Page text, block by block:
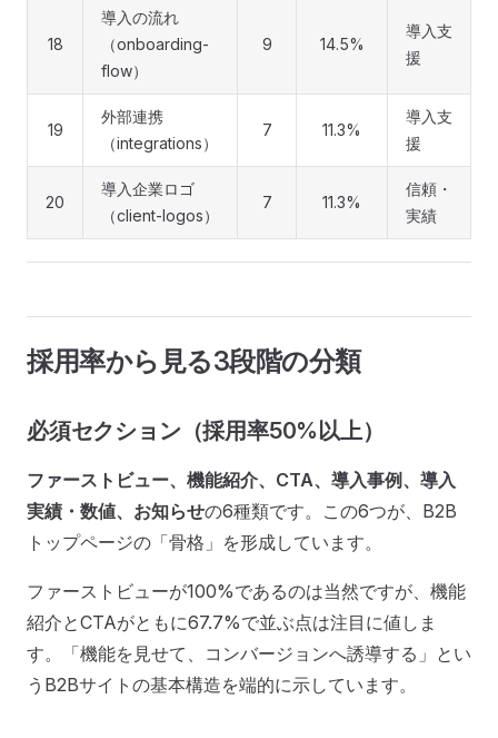
18
導入の流れ
（onboarding-
flow）
9 14.5%
導入支
援
19
外部連携
（integrations）
7 11.3%
導入支
援
20
導入企業ロゴ
（client-logos）
7 11.3%
信頼・
実績
採用率から見る3段階の分類
必須セクション（採用率50%以上）
ファーストビュー、機能紹介、CTA、導入事例、導入
実績・数値、お知らせの6種類です。この6つが、B2B
トップページの「骨格」を形成しています。
ファーストビューが100%であるのは当然ですが、機能
紹介とCTAがともに67.7%で並ぶ点は注目に値しま
す。「機能を見せて、コンバージョンへ誘導する」とい
うB2Bサイトの基本構造を端的に示しています。